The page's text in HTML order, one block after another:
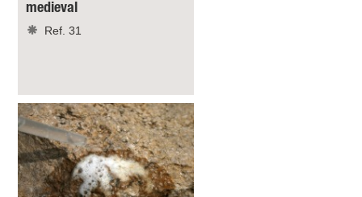
medieval
Ref. 31